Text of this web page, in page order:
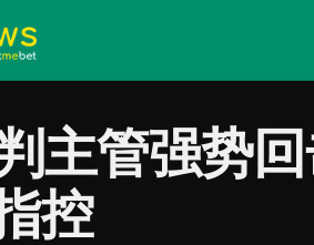
主管强势
控